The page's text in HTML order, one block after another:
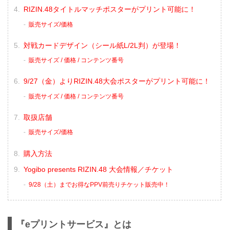
RIZIN.48タイトルマッチポスターがプリント可能に！
販売サイズ/価格
対戦カードデザイン（シール紙L/2L判）が登場！
販売サイズ / 価格 / コンテンツ番号
9/27（金）よりRIZIN.48大会ポスターがプリント可能に！
販売サイズ / 価格 / コンテンツ番号
取扱店舗
販売サイズ/価格
購入方法
Yogibo presents RIZIN.48 大会情報／チケット
9/28（土）までお得なPPV前売りチケット販売中！
『eプリントサービス』とは